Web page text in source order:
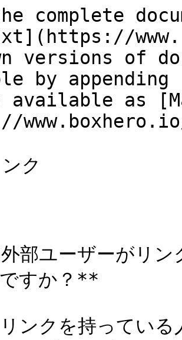
complete
versions of
by
available as
ク
部ユーザーがリン
ですか？**
ンクを持ってい